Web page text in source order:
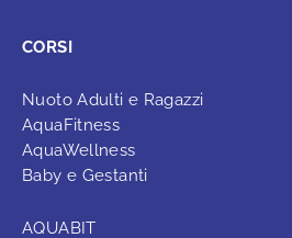
CORSI
Nuoto Adulti e Ragazzi
AquaFitness
AquaWellness
Baby e Gestanti
AQUABIT